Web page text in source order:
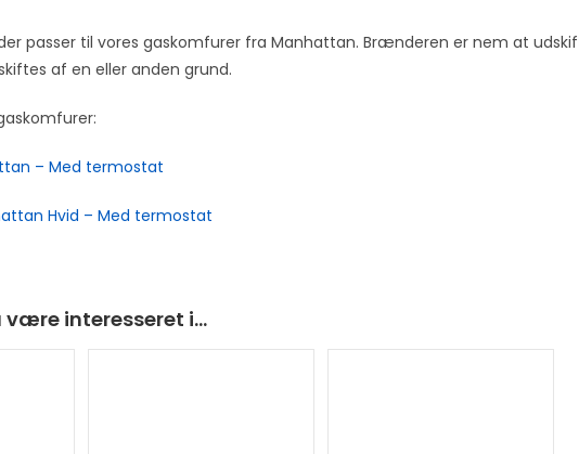
passer til vores gaskomfurer fra Manhattan. Brænderen er nem at
af en eller anden grund.
– Med termostat
Hvid – Med termostat
være interesseret i…